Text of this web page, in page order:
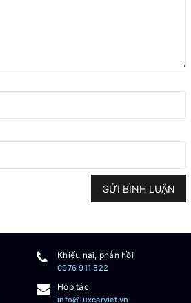
GỬI BÌNH LUẬN
Khiếu nại, phản hồi
0976 911 522
Hợp tác
info@luxcarviet.vn